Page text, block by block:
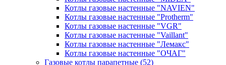
Котлы газовые настенные "NAVIEN"
Котлы газовые настенные "Protherm"
Котлы газовые настенные "VGR"
Котлы газовые настенные "Vaillant"
Котлы газовые настенные "Лемакс"
Котлы газовые настенные "ОЧАГ"
Газовые котлы парапетные (52)